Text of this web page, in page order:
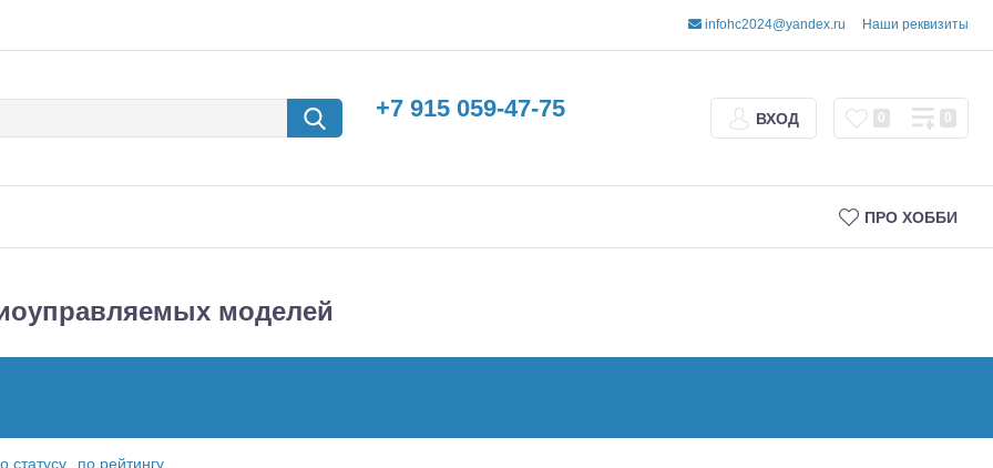
infohc2024@yandex.ru Наши реквизиты
+7 915 059-47-75 ВХОД 0 0
ПРО ХОББИ
моделей
статусу по рейтингу